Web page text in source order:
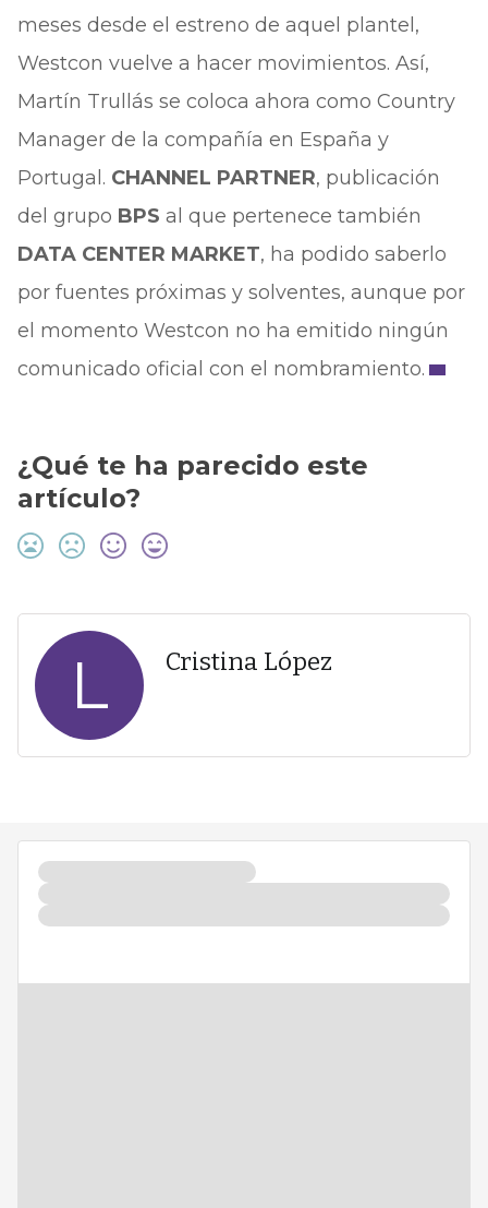
meses desde el estreno de aquel plantel,
Westcon vuelve a hacer movimientos. Así,
Martín Trullás se coloca ahora como Country
Manager de la compañía en España y
Portugal. CHANNEL PARTNER, publicación
del grupo BPS al que pertenece también
DATA CENTER MARKET, ha podido saberlo
por fuentes próximas y solventes, aunque por
el momento Westcon no ha emitido ningún
comunicado oficial con el nombramiento.
¿Qué te ha parecido este
artículo?
L Cristina López